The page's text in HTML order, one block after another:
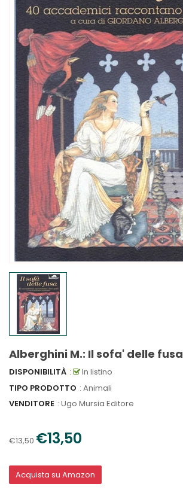
Alberghini M.: Il sofa' delle fusa
DISPONIBILITÀ :
In listino
TIPO PRODOTTO : Animali
VENDITORE : Ugo Mursia Editore
€13,50 €13,50
Acquista su Amazon